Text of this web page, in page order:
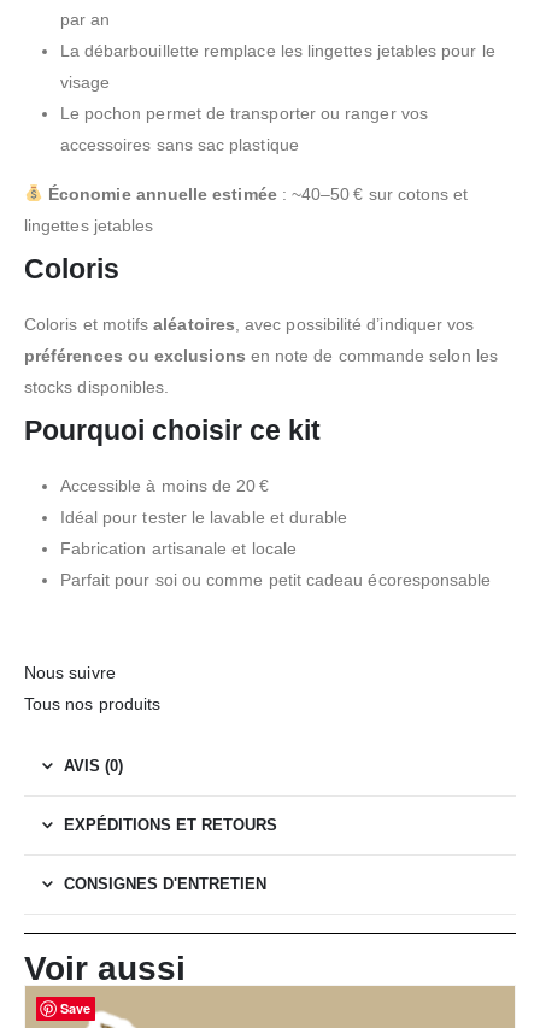
par an
La débarbouillette remplace les lingettes jetables pour le
visage
Le pochon permet de transporter ou ranger vos
accessoires sans sac plastique
Économie annuelle estimée: ~40–50 € sur cotons et
lingettes jetables
Coloris
Coloris et motifsaléatoires , avec possibilité d’indiquer vos
préférences ou exclusions en note de commande selon les
stocks disponibles.
Pourquoi choisir ce kit
Accessible à moins de 20 €
Idéal pour tester le lavable et durable
Fabrication artisanale et locale
Parfait pour soi ou comme petit cadeau écoresponsable
Nous suivre
Tous nos produits
AVIS (0)
EXPÉDITIONS ET RETOURS
CONSIGNES D'ENTRETIEN
Voir aussi
Save
Save
Save
Save